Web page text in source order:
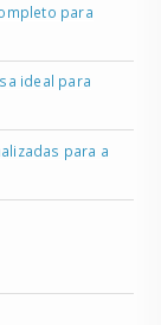
para
ideal para
para a